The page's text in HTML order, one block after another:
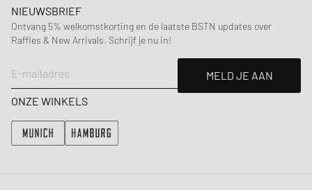
NIEUWSBRIEF
Ontvang 5% welkomstkorting en de laatste BSTN updates over
Raffles & New Arrivals. Schrijf je nu in!
E-mailadres
MELD JE AAN
ONZE WINKELS